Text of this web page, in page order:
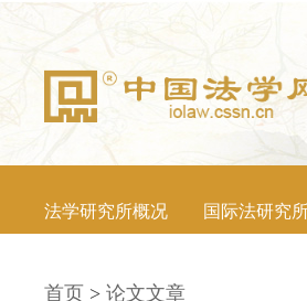
法学研究所概况 国际法研究
首页 > 论文文章